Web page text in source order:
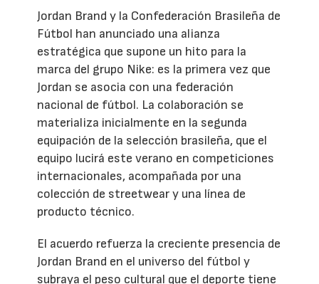
Jordan Brand y la Confederación Brasileña de
Fútbol han anunciado una alianza
estratégica que supone un hito para la
marca del grupo Nike: es la primera vez que
Jordan se asocia con una federación
nacional de fútbol. La colaboración se
materializa inicialmente en la segunda
equipación de la selección brasileña, que el
equipo lucirá este verano en competiciones
internacionales, acompañada por una
colección de streetwear y una línea de
producto técnico.
El acuerdo refuerza la creciente presencia de
Jordan Brand en el universo del fútbol y
subraya el peso cultural que el deporte tiene